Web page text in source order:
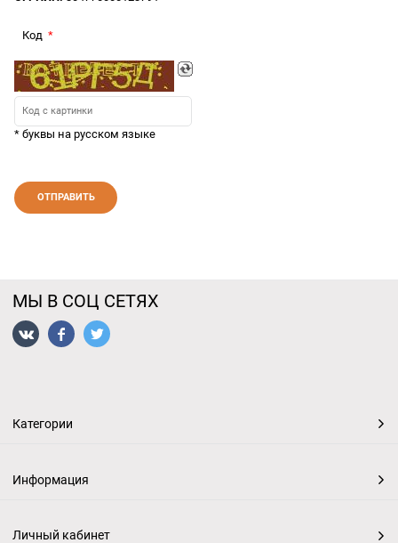
Код
* буквы на русском языке
МЫ В СОЦ СЕТЯХ
Категории
Информация
Личный кабинет